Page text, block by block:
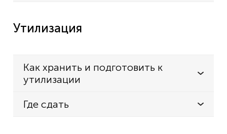
Утилизация
Как хранить и подготовить к
утилизации
Где сдать